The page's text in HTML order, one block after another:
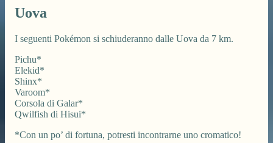
Uova
I seguenti Pokémon si schiuderanno dalle Uova da 7 km.
Pichu*
Elekid*
Shinx*
Varoom*
Corsola di Galar*
Qwilfish di Hisui*
*Con un po’ di fortuna, potresti incontrarne uno cromatico!